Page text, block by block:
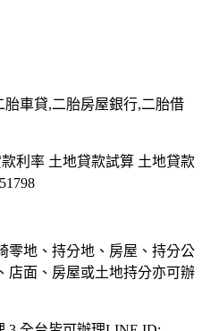
車貸,二胎房屋銀行,二胎借
利率 土地貸款試算 土地貸款
零地、持分地、房屋、持分公
店面、房屋或土地持分亦可辦